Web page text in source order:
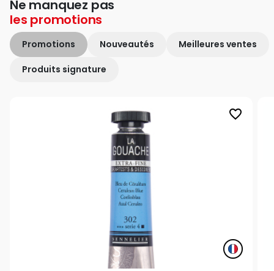
Ne manquez pas
les promotions
Promotions Nouveautés Meilleures ventes
Produits signature
favorite_border